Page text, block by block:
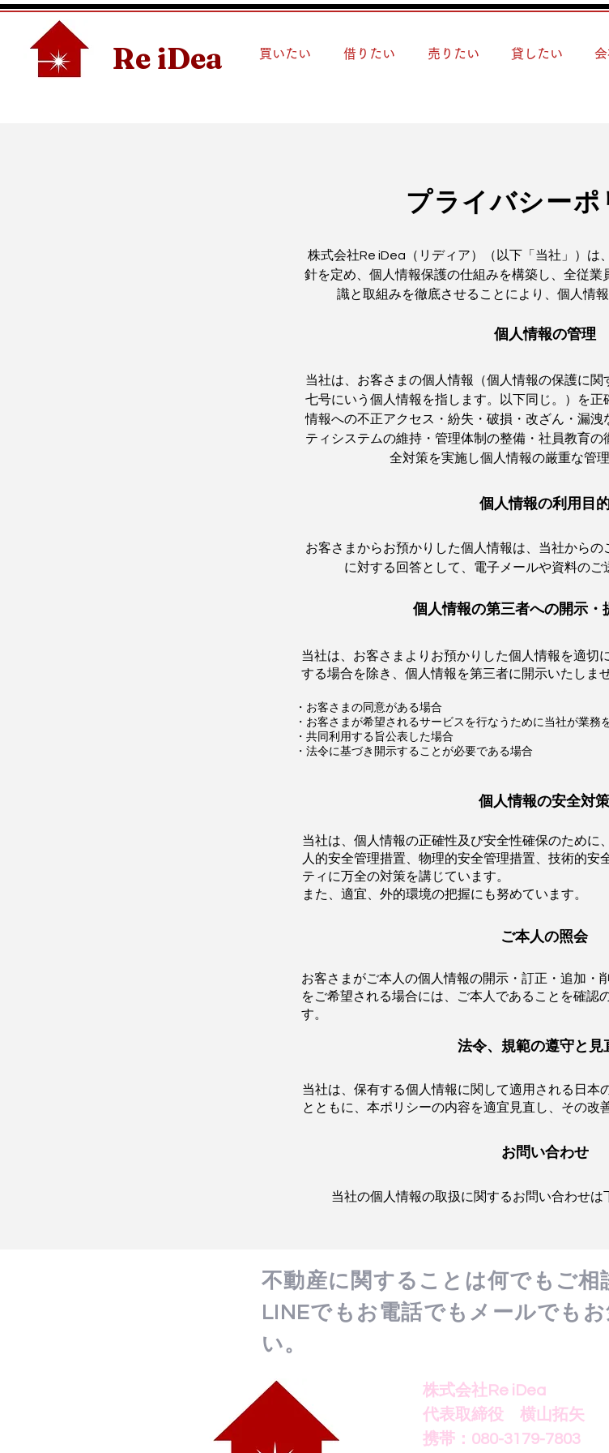
Re iDea 買いたい 借りたい 売りたい 貸したい
プライバシーポ
株式会社Re iDea（リディア）（以下「当社」）は
針を定め、個人情報保護の仕組みを構築し、全従業
識と取組みを徹底させることにより、個人情
個人情報の管理
当社は、お客さまの個人情報（個人情報の保護に
七号にいう個人情報を指します。以下同じ。）を正
情報への不正アクセス・紛失・破損・改ざん・漏洩
ティシステムの維持・管理体制の整備・社員教育
全対策を実施し個人情報の厳重な管
個人情報の利用目
お客さまからお預かりした個人情報は、当社からの
に対する回答として、電子メールや資料のご
個人情報の第三者への開示・
当社は、お客さまよりお預かりした個人情報を適切
する場合を除き、個人情報を第三者に開示いたしませ
・お客さまの同意がある場合
・お客さまが希望されるサービスを行なうために当社が業務
・共同利用する旨公表した場合
・法令に基づき開示することが必要である場合
個人情報の安全対策
当社は、個人情報の正確性及び安全性確保のために
人的安全管理措置、物理的安全管理措置、技術的安
ティに万全の対策を講じています。
また、適宜、外的環境の把握にも努めています。
ご本人の照会
お客さまがご本人の個人情報の開示・訂正・追加・
をご希望される場合には、ご本人であることを確認
す。
法令、規範の遵守と見
当社は、保有する個人情報に関して適用される日本
とともに、本ポリシーの内容を適宜見直し、その改
お問い合わせ
当社の個人情報の取扱に関するお問い合わせは
不動産に関することは何でもご相
LINEでもお電話でもメールでも
い。
株式会社Re iDea
代表取締役 横山拓矢
携帯：080-3179-7803